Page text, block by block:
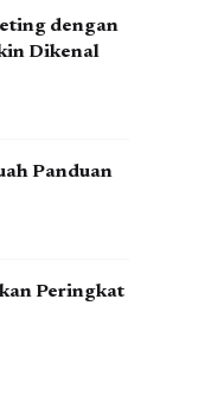
dengan
Dikenal
Panduan
Peringkat